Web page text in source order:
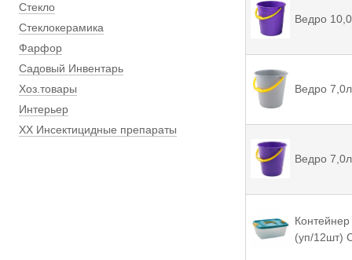
Стекло
Стеклокерамика
Фарфор
Садовый Инвентарь
Хоз.товары
Интерьер
ХХ Инсектицидные препараты
Ведро
Ведро
Ведро
(уп/12шт)